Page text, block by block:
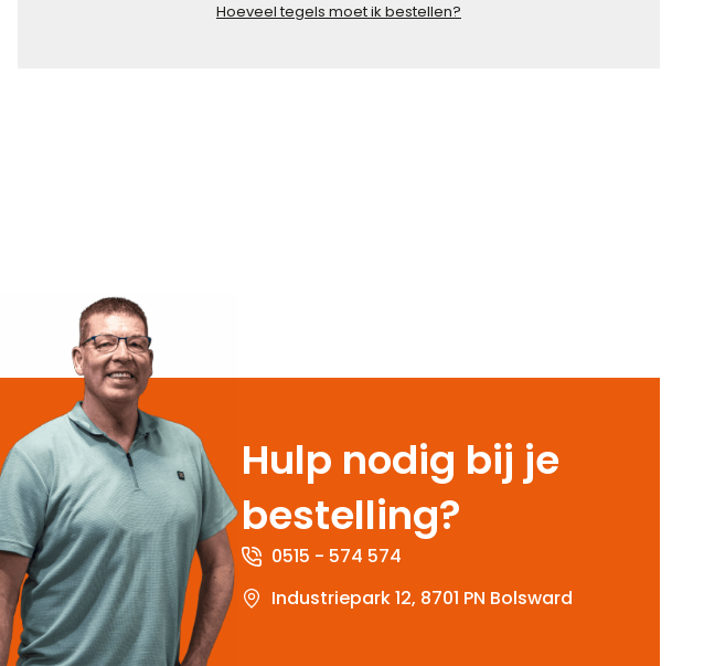
Hoeveel tegels moet ik bestellen?
Hulp nodig bij je
bestelling?
0515 - 574 574
Industriepark 12, 8701 PN Bolsward